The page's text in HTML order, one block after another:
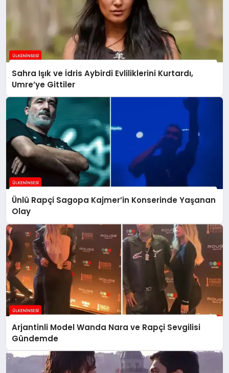
Sahra Işık ve İdris Aybirdi Evliliklerini Kurtardı,
Umre’ye Gittiler
Ünlü Rapçi Sagopa Kajmer’in Konserinde Yaşanan
Olay
Arjantinli Model Wanda Nara ve Rapçi Sevgilisi
Gündemde